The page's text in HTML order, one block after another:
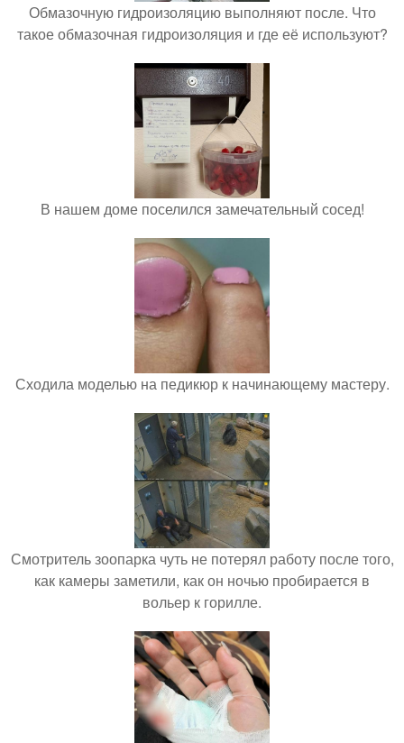
Обмазочную гидроизоляцию выполняют после. Что
такое обмазочная гидроизоляция и где её используют?
В нашем доме поселился замечательный сосед!
Сходила моделью на педикюр к начинающему мастеру.
Смотритель зоопарка чуть не потерял работу после того,
как камеры заметили, как он ночью пробирается в
вольер к горилле.